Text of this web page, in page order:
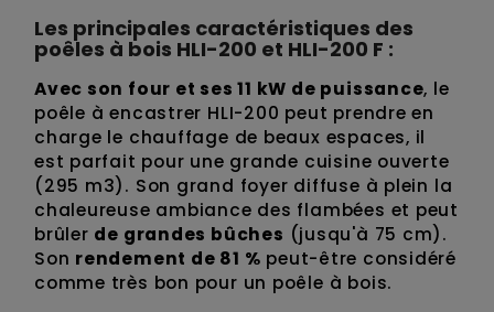
Les principales caractéristiques des
poêles à bois HLI-200 et HLI-200 F :
Avec son four et ses 11 kW de puissance, le
poêle à encastrer HLI-200 peut prendre en
charge le chauffage de beaux espaces, il
est parfait pour une grande cuisine ouverte
(295 m3). Son grand foyer diffuse à plein la
chaleureuse ambiance des flambées et peut
brûler de grandes bûches (jusqu'à 75 cm).
Son rendement de 81 % peut-être considéré
comme très bon pour un poêle à bois.